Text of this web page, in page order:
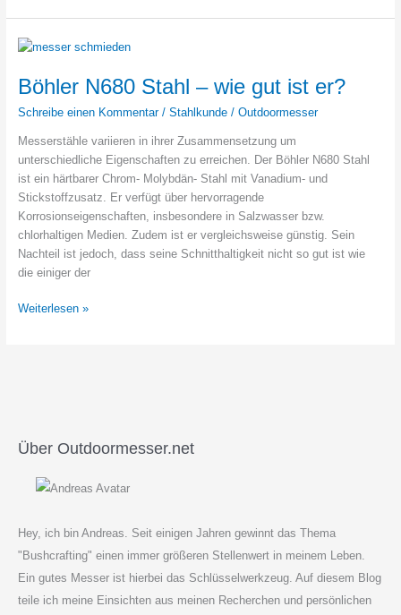
Stahlsorte
–
OBERKLASSE
Böhler N680 Stahl – wie gut ist er?
Schreibe einen Kommentar / Stahlkunde/ Outdoormesser
Messerstähle variieren in ihrer Zusammensetzung um
unterschiedliche Eigenschaften zu erreichen. Der Böhler N680 Stahl
ist ein härtbarer Chrom- Molybdän- Stahl mit Vanadium- und
Stickstoffzusatz. Er verfügt über hervorragende
Korrosionseigenschaften, insbesondere in Salzwasser bzw.
chlorhaltigen Medien. Zudem ist er vergleichsweise günstig. Sein
Nachteil ist jedoch, dass seine Schnitthaltigkeit nicht so gut ist wie
die einiger der
Böhler
er?
Weiterlesen »
Über Outdoormesser.net
Hey, ich bin Andreas. Seit einigen Jahren gewinnt das Thema
"Bushcrafting" einen immer größeren Stellenwert in meinem Leben.
Ein gutes Messer ist hierbei das Schlüsselwerkzeug. Auf diesem Blog
teile ich meine Einsichten aus meinen Recherchen und persönlichen